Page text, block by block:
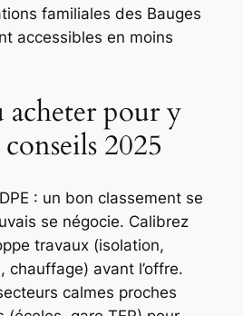
familiales des Bauges
accessibles en moins
pour y
2025
: un bon classement se
se négocie. Calibrez
travaux (isolation,
chauffage) avant l’offre.
calmes proches